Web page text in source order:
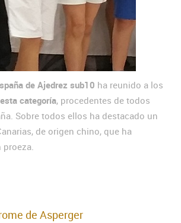
de Ajedrez sub10 ha reunido a los
categoría, procedentes de todos
Sobre todos ellos ha destacado un
de origen chino, que ha
de Asperger